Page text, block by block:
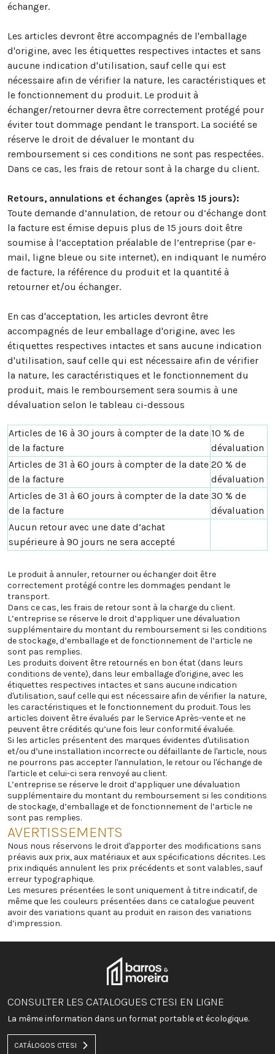
échanger.
Les articles devront être accompagnés de l'emballage
d'origine, avec les étiquettes respectives intactes et sans
aucune indication d'utilisation, sauf celle qui est
nécessaire afin de vérifier la nature, les caractéristiques et
le fonctionnement du produit. Le produit à
échanger/retourner devra être correctement protégé pour
éviter tout dommage pendant le transport. La société se
réserve le droit de dévaluer le montant du
remboursement si ces conditions ne sont pas respectées.
Dans ce cas, les frais de retour sont à la charge du client.
Retours, annulations et échanges (après 15 jours):
Toute demande d’annulation, de retour ou d’échange dont
la facture est émise depuis plus de 15 jours doit être
soumise à l’acceptation préalable de l’entreprise (par e-
mail, ligne bleue ou site internet), en indiquant le numéro
de facture, la référence du produit et la quantité à
retourner et/ou échanger.
En cas d'acceptation, les articles devront être
accompagnés de leur emballage d'origine, avec les
étiquettes respectives intactes et sans aucune indication
d'utilisation, sauf celle qui est nécessaire afin de vérifier
la nature, les caractéristiques et le fonctionnement du
produit, mais le remboursement sera soumis à une
dévaluation selon le tableau ci-dessous
Articles de 16 à 30 jours à compter de la date
de la facture
10 % de
dévaluation
Articles de 31 à 60 jours à compter de la date
de la facture
20 % de
dévaluation
Articles de 31 à 60 jours à compter de la date
de la facture
30 % de
dévaluation
Aucun retour avec une date d’achat
supérieure à 90 jours ne sera accepté
Le produit à annuler, retourner ou échanger doit être
correctement protégé contre les dommages pendant le
transport.
Dans ce cas, les frais de retour sont à la charge du client.
L’entreprise se réserve le droit d’appliquer une dévaluation
supplémentaire du montant du remboursement si les conditions
de stockage, d’emballage et de fonctionnement de l’article ne
sont pas remplies.
Les produits doivent être retournés en bon état (dans leurs
conditions de vente), dans leur emballage d'origine, avec les
étiquettes respectives intactes et sans aucune indication
d'utilisation, sauf celle qui est nécessaire afin de vérifier la nature,
les caractéristiques et le fonctionnement du produit. Tous les
articles doivent être évalués par le Service Après-vente et ne
peuvent être crédités qu’une fois leur conformité évaluée.
Si les articles présentent des marques évidentes d'utilisation
et/ou d’une installation incorrecte ou défaillante de l'article, nous
ne pourrons pas accepter l'annulation, le retour ou l'échange de
l'article et celui-ci sera renvoyé au client.
L’entreprise se réserve le droit d’appliquer une dévaluation
supplémentaire du montant du remboursement si les conditions
de stockage, d’emballage et de fonctionnement de l’article ne
sont pas remplies.
AVERTISSEMENTS
Nous nous réservons le droit d'apporter des modifications sans
préavis aux prix, aux matériaux et aux spécifications décrites. Les
prix indiqués annulent les prix précédents et sont valables, sauf
erreur typographique.
Les mesures présentées le sont uniquement à titre indicatif, de
même que les couleurs présentées dans ce catalogue peuvent
avoir des variations quant au produit en raison des variations
d’impression.
CONSULTER LES CATALOGUES CTESI EN LIGNE
La même information dans un format portable et écologique.
CATÁLOGOS CTESI